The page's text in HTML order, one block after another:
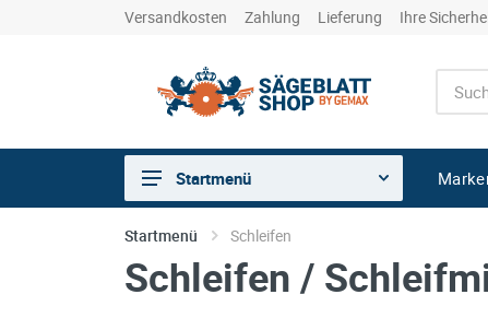
Versandkosten Zahlung Lieferung Ihre
Sägen
Trennen
Startmenü
Startmenü Schleifen
Schleifen /